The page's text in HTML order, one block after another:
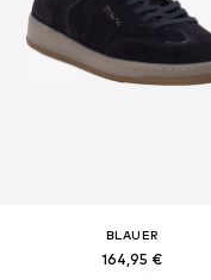
BLAUER
164,95 €